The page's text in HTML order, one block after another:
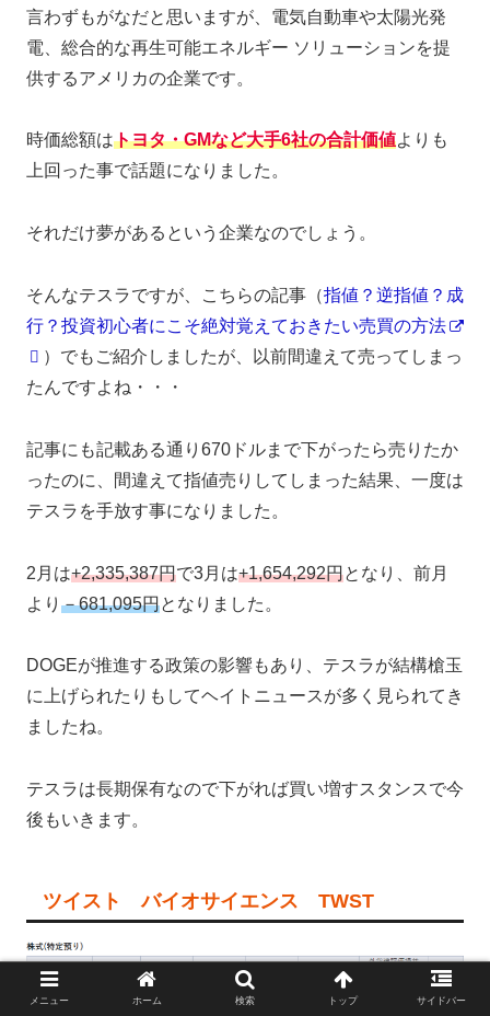
言わずもがなだと思いますが、電気自動車や太陽光発
電、総合的な再生可能エネルギー ソリューションを提
供するアメリカの企業です。
時価総額はトヨタ・GMなど大手6社の合計価値よりも
上回った事で話題になりました。
それだけ夢があるという企業なのでしょう。
そんなテスラですが、こちらの記事（指値？逆指値？成
行？投資初心者にこそ絶対覚えておきたい売買の方法
）でもご紹介しましたが、以前間違えて売ってしまっ
たんですよね・・・
記事にも記載ある通り670ドルまで下がったら売りたか
ったのに、間違えて指値売りしてしまった結果、一度は
テスラを手放す事になりました。
2月は+2,335,387円で3月は+1,654,292円となり、前月
より －681,095円となりました。
DOGEが推進する政策の影響もあり、テスラが結構槍玉
に上げられたりもしてヘイトニュースが多く見られてき
ましたね。
テスラは長期保有なので下がれば買い増すスタンスで今
後もいきます。
ツイスト バイオサイエンス TWST
メニュー ホーム 検索 トップ サイドバー